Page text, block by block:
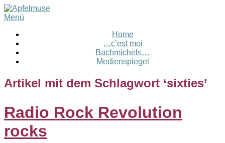
Menü
Home
…c’est moi
Bachmichels…
Medienspiegel
Artikel mit dem Schlagwort ‘sixties’
Radio Rock Revolution
rocks